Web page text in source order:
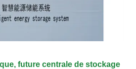
future centrale de stockage